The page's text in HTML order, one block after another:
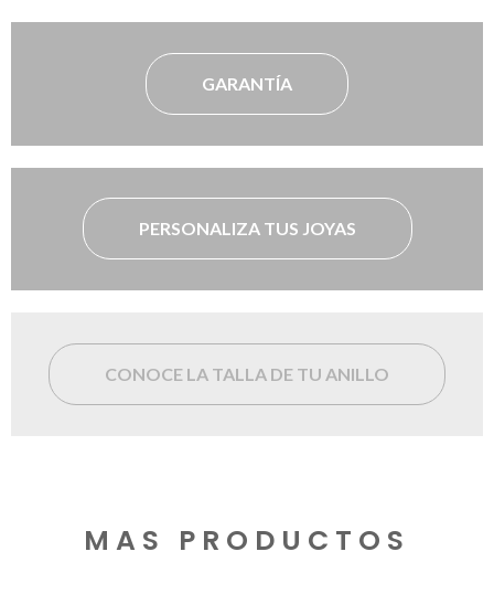
GARANTÍA
PERSONALIZA TUS JOYAS
CONOCE LA TALLA DE TU ANILLO
MAS PRODUCTOS